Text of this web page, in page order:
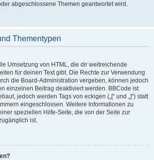
abgeschlossene Themen geantwortet wird.
Thementypen
Umsetzung von HTML, die dir weitreichende
für deinen Text gibt. Die Rechte zur Verwendung
die Board-Administration vergeben, können jedoch
einzelnen Beitrag deaktiviert werden. BBCode ist
jedoch werden Tags von eckigen („[“ und „]“) statt
eingeschlossen. Weitere Informationen zu
speziellen Hilfe-Seite, die von der Seite zur
ist.